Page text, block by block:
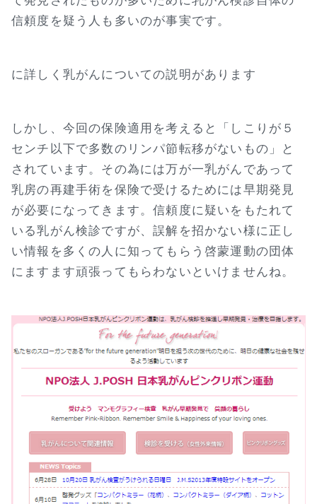
信頼度を疑う人も多いのが事実です。
に詳しく乳がんについての説明があります
しかし、今回の保険適用を考えると「しこりが５
センチ以下で多数のリンパ節転移がないもの」と
されています。その為には万が一乳がんであって
乳房の再建手術を保険で受けるためには早期発見
が必要になってきます。信頼度に疑いをもたれて
いる乳がん検診ですが、誤解を招かない様に正し
い情報を多くの人に知ってもらう啓蒙運動の団体
にますます頑張ってもらわないといけませんね。